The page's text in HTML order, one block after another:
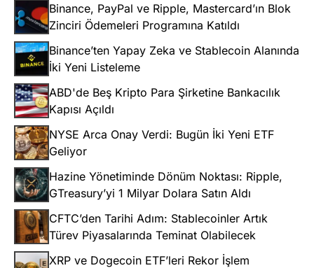
Binance, PayPal ve Ripple, Mastercard’ın Blok
Zinciri Ödemeleri Programına Katıldı
Binance’ten Yapay Zeka ve Stablecoin Alanında
İki Yeni Listeleme
ABD'de Beş Kripto Para Şirketine Bankacılık
Kapısı Açıldı
NYSE Arca Onay Verdi: Bugün İki Yeni ETF
Geliyor
Hazine Yönetiminde Dönüm Noktası: Ripple,
GTreasury’yi 1 Milyar Dolara Satın Aldı
CFTC’den Tarihi Adım: Stablecoinler Artık
Türev Piyasalarında Teminat Olabilecek
XRP ve Dogecoin ETF’leri Rekor İşlem